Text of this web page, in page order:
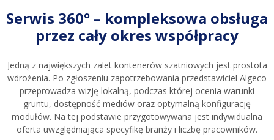
Serwis 360° – kompleksowa obsługa
przez cały okres współpracy
Jedną z największych zalet kontenerów szatniowych jest prostota
wdrożenia. Po zgłoszeniu zapotrzebowania przedstawiciel Algeco
przeprowadza wizję lokalną, podczas której ocenia warunki
gruntu, dostępność mediów oraz optymalną konfigurację
modułów. Na tej podstawie przygotowywana jest indywidualna
oferta uwzględniająca specyfikę branży i liczbę pracowników.